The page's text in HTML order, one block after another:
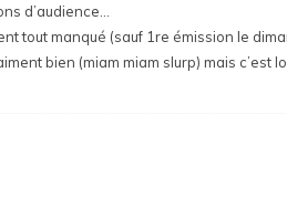
d’audience…
tout manqué (sauf 1re émission le
bien (miam miam slurp) mais c’est